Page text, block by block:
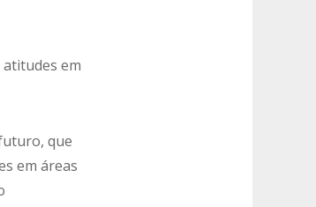
em
que
em áreas